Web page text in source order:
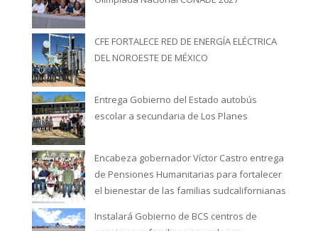
CFE FORTALECE RED DE ENERGÍA ELÉCTRICA
DEL NOROESTE DE MÉXICO
Entrega Gobierno del Estado autobús
escolar a secundaria de Los Planes
Encabeza gobernador Víctor Castro entrega
de Pensiones Humanitarias para fortalecer
el bienestar de las familias sudcalifornianas
Instalará Gobierno de BCS centros de